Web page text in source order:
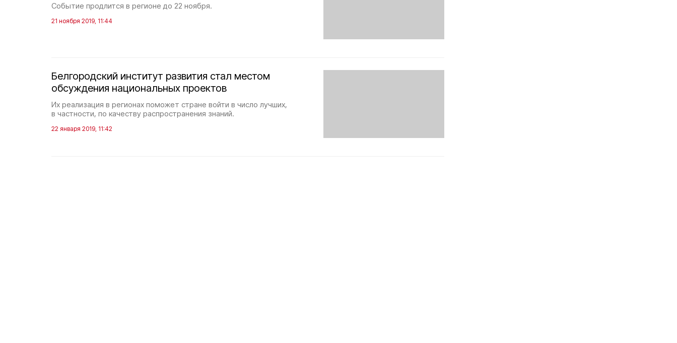
Событие продлится в регионе до 22 ноября.
21 ноября 2019, 11:44
Белгородский институт развития стал местом
обсуждения национальных проектов
Их реализация в регионах поможет стране войти в число лучших,
в частности, по качеству распространения знаний.
22 января 2019, 11:42